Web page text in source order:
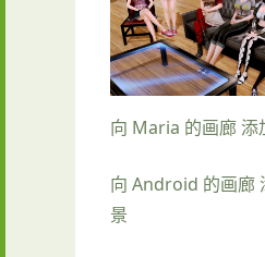
向 Maria 的画廊 添
向 Android 的画廊
景